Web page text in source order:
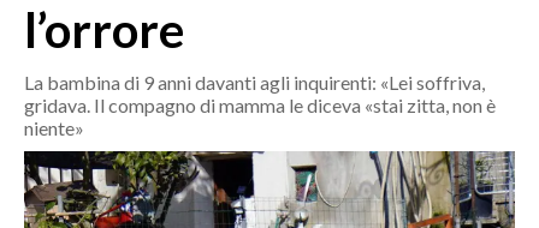
OGLIASTRA
CRONACA
ITALIA
MONDO
l’orrore
La bambina di 9 anni davanti agli inquirenti: «Lei soffriva,
gridava. Il compagno di mamma le diceva «stai zitta, non è
niente»